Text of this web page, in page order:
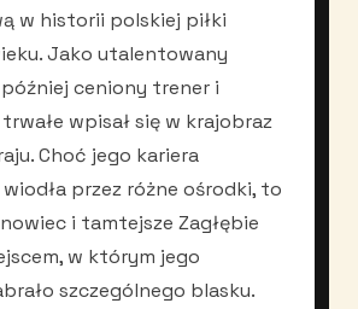
w historii polskiej piłki
Jako utalentowany
ceniony trener i
trwałe wpisał się w krajobraz
Choć jego kariera
przez różne ośrodki, to
i tamtejsze Zagłębie
w którym jego
szczególnego blasku.